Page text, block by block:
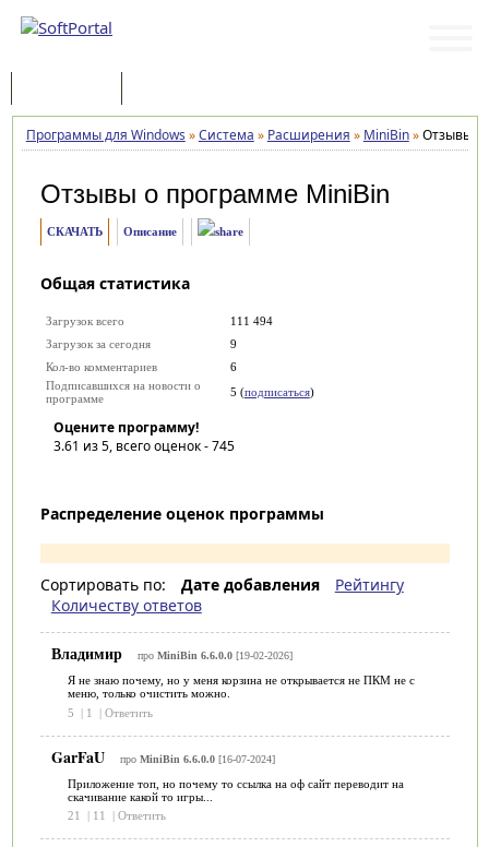
Программы для Windows »Система » Расширения » MiniBin»Отзывы
Отзывы о программе MiniBin
СКАЧАТЬ Описание
Общая статистика
Загрузок всего
111 494
Загрузок за сегодня
9
Кол-во комментариев
6
Подписавшихся на новости о
программе
5 (подписаться)
Оцените программу!
3.61 из 5, всего оценок -745
Распределение оценок программы
Сортировать по: Дате добавления
Рейтингу
Количеству ответов
Владимир про MiniBin 6.6.0.0[19-02-2026]
Я не знаю почему, но у меня корзина не открывается не ПКМ не с
меню, только очистить можно.
5
| 1 | Ответить
GarFaU про MiniBin 6.6.0.0[16-07-2024]
Приложение топ, но почему то ссылка на оф сайт переводит на
скачивание какой то игры...
21
| 11 | Ответить